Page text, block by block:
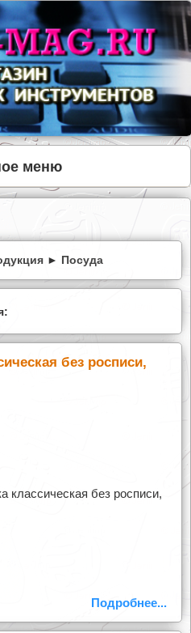
меню
► Посуда
без росписи,
классическая без росписи,
Подробнее...